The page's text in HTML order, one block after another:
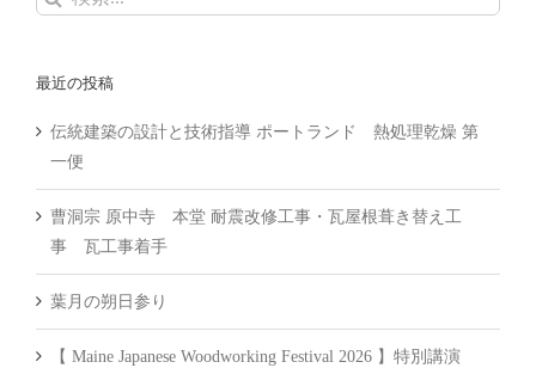
最近の投稿
伝統建築の設計と技術指導 ポートランド 熱処理乾燥 第
一便
曹洞宗 原中寺 本堂 耐震改修工事・瓦屋根葺き替え工
事 瓦工事着手
葉月の朔日参り
【 Maine Japanese Woodworking Festival 2026 】特別講演